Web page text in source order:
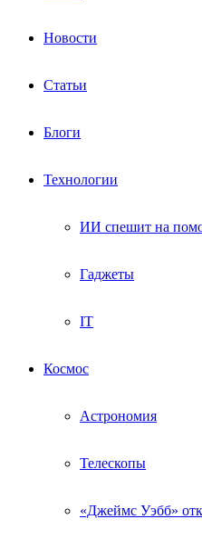
Новости
Статьи
Блоги
Технологии
ИИ спешит на
Гаджеты
IT
Космос
Астрономия
Телескопы
«Джеймс Уэбб»